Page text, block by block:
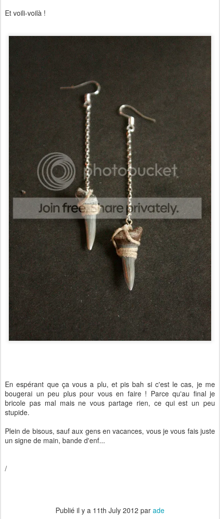
Et voili-voilà !
En espérant que ça vous a plu, et pis bah si c'est le cas, je me
bougerai un peu plus pour vous en faire ! Parce qu'au final je
bricole pas mal mais ne vous partage rien, ce qui est un peu
stupide.
Plein de bisous, sauf aux gens en vacances, vous je vous fais juste
un signe de main, bande d'enf...
/
Publié il y a 11th July 2012 par ade